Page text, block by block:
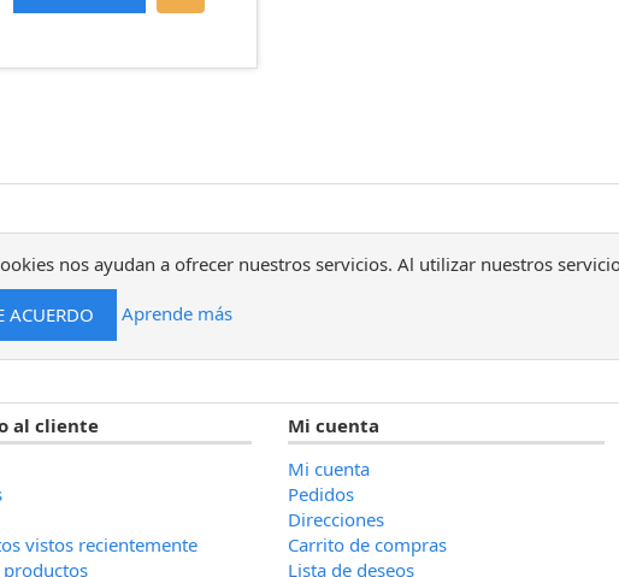
nos ayudan a ofrecer nuestros servicios. Al utilizar nuestros
Aprende más
al cliente
vistos recientemente
Mi cuenta
Mi cuenta
Pedidos
Direcciones
Carrito de compras
Lista de deseos